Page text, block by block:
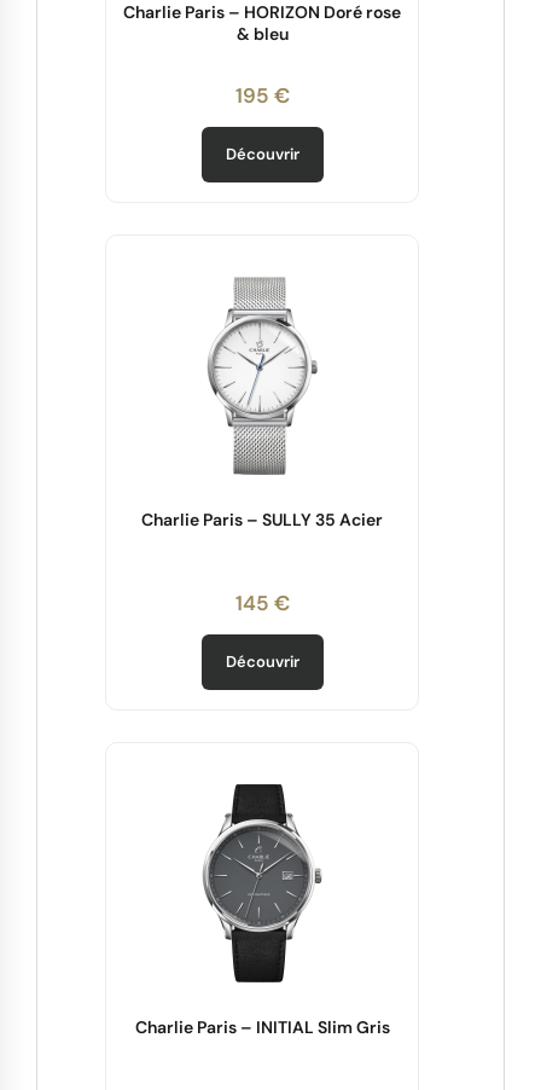
Charlie Paris – HORIZON Doré rose
& bleu
195 €
Découvrir
Charlie Paris – SULLY 35 Acier
145 €
Découvrir
Charlie Paris – INITIAL Slim Gris